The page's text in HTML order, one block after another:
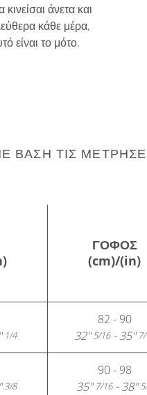
κινείσαι άνετα και
κάθε μέρα,
είναι το μότο.
ΤΙΣ
ΓΟΦΌΣ
(cm)/(in)
1/4
82 - 90
32"5/16- 35"7/
3/8
90 - 98
35"7/16- 38"